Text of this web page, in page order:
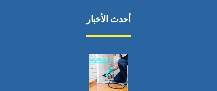
أحدث الأخبار